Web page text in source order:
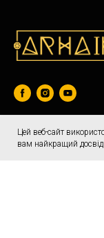
ГОЛОВНА
Цей веб-сайт
вам найкращий досвід